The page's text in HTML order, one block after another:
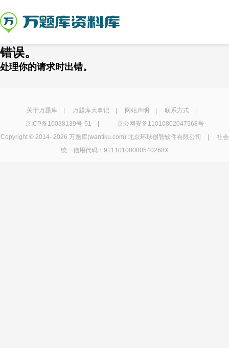
错误。
处理你的请求时出错。
关于万题库| 万题库大事记| 网站声明 联系方式|
京ICP备16038139号-51
京公网安备11010802047568号
Copyright © 2014- 2026 万题库(wantiku.com) 北京环球创智软件有限公司 | 社会
统一信用代码：91110108080540268X